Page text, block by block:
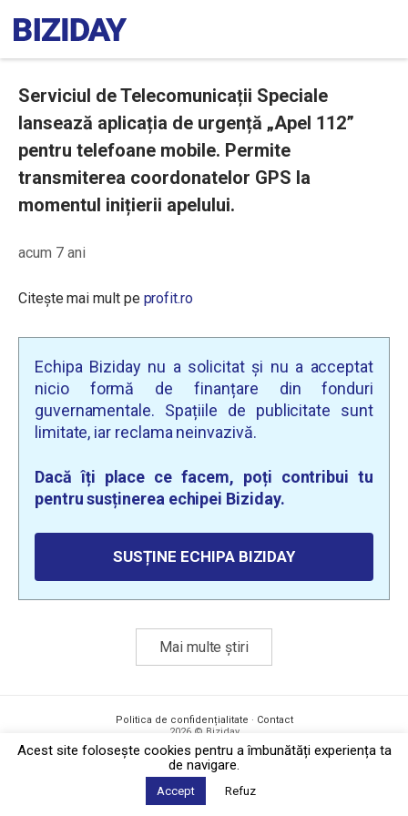
Serviciul de Telecomunicații Speciale
lansează aplicația de urgență „Apel 112”
pentru telefoane mobile. Permite
transmiterea coordonatelor GPS la
momentul inițierii apelului.
acum 7 ani
Citește mai mult pe profit.ro
Echipa Biziday nu a solicitat și nu a acceptat
nicio formă de finanțare din fonduri
guvernamentale. Spațiile de publicitate sunt
limitate, iar reclama neinvazivă.
Dacă îți place ce facem, poți contribui tu
pentru susținerea echipei Biziday.
SUSȚINE ECHIPA BIZIDAY
Mai multe știri
Politica de confidențialitate · Contact
2026 © Biziday
Acest site foloseşte cookies pentru a îmbunătăți experiența ta
de navigare.
Accept Refuz